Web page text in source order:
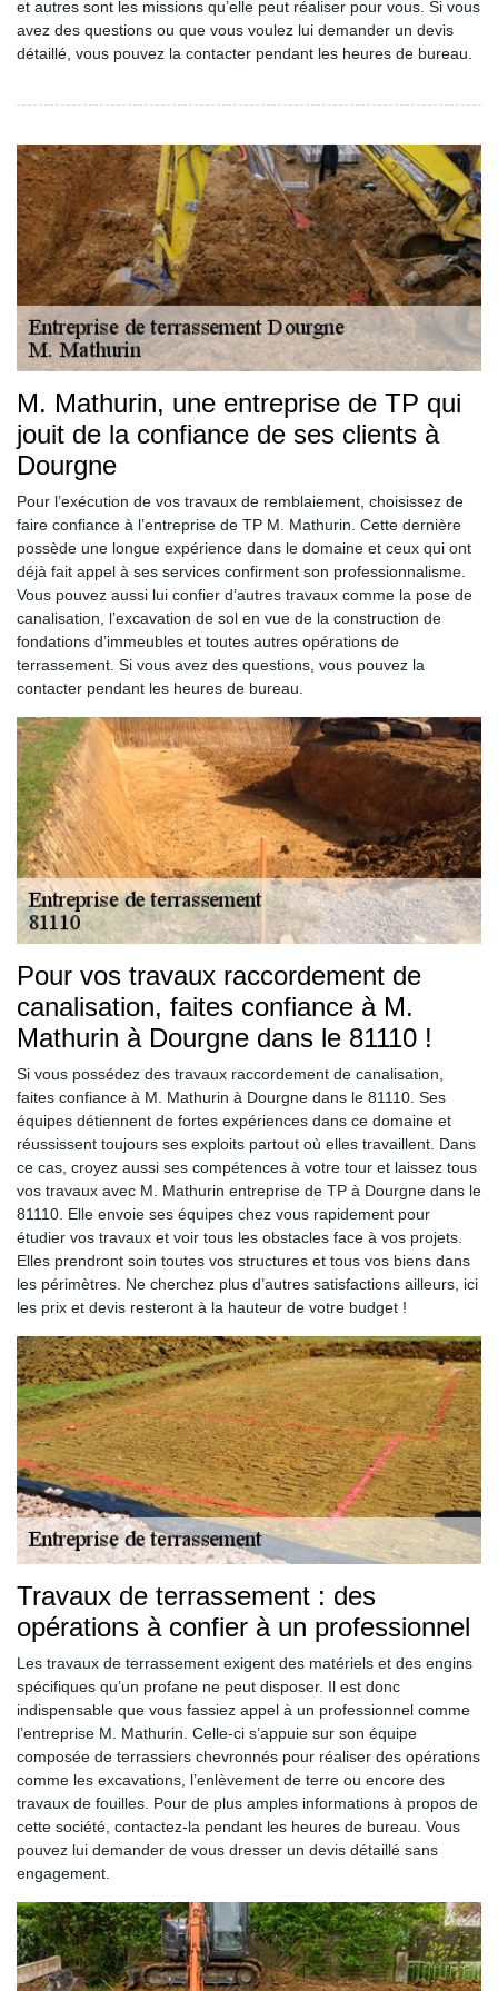
et autres sont les missions qu’elle peut réaliser pour vous. Si vous
avez des questions ou que vous voulez lui demander un devis
détaillé, vous pouvez la contacter pendant les heures de bureau.
M. Mathurin, une entreprise de TP qui
jouit de la confiance de ses clients à
Dourgne
Pour l’exécution de vos travaux de remblaiement, choisissez de
faire confiance à l’entreprise de TP M. Mathurin. Cette dernière
possède une longue expérience dans le domaine et ceux qui ont
déjà fait appel à ses services confirment son professionnalisme.
Vous pouvez aussi lui confier d’autres travaux comme la pose de
canalisation, l’excavation de sol en vue de la construction de
fondations d’immeubles et toutes autres opérations de
terrassement. Si vous avez des questions, vous pouvez la
contacter pendant les heures de bureau.
Pour vos travaux raccordement de
canalisation, faites confiance à M.
Mathurin à Dourgne dans le 81110 !
Si vous possédez des travaux raccordement de canalisation,
faites confiance à M. Mathurin à Dourgne dans le 81110. Ses
équipes détiennent de fortes expériences dans ce domaine et
réussissent toujours ses exploits partout où elles travaillent. Dans
ce cas, croyez aussi ses compétences à votre tour et laissez tous
vos travaux avec M. Mathurin entreprise de TP à Dourgne dans le
81110. Elle envoie ses équipes chez vous rapidement pour
étudier vos travaux et voir tous les obstacles face à vos projets.
Elles prendront soin toutes vos structures et tous vos biens dans
les périmètres. Ne cherchez plus d’autres satisfactions ailleurs, ici
les prix et devis resteront à la hauteur de votre budget !
Travaux de terrassement : des
opérations à confier à un professionnel
Les travaux de terrassement exigent des matériels et des engins
spécifiques qu’un profane ne peut disposer. Il est donc
indispensable que vous fassiez appel à un professionnel comme
l’entreprise M. Mathurin. Celle-ci s’appuie sur son équipe
composée de terrassiers chevronnés pour réaliser des opérations
comme les excavations, l’enlèvement de terre ou encore des
travaux de fouilles. Pour de plus amples informations à propos de
cette société, contactez-la pendant les heures de bureau. Vous
pouvez lui demander de vous dresser un devis détaillé sans
engagement.